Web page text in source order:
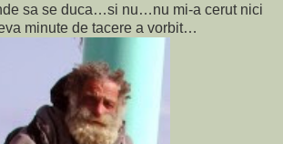
sa se duca…si nu…nu mi-a cerut nici
minute de tacere a vorbit…